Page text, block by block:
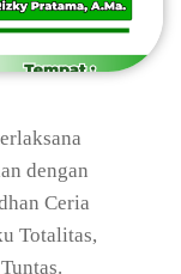
dengan
Ceria
Totalitas,